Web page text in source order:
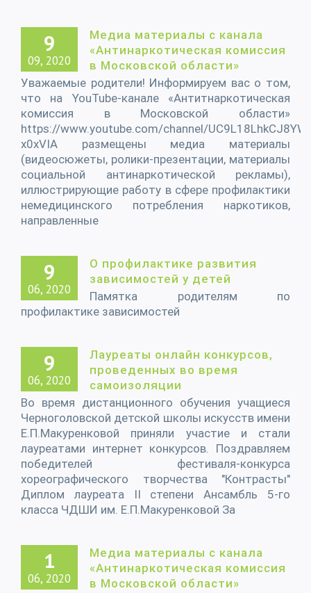
9
09, 2020
Медиа материалы с канала
«Антинаркотическая комиссия
в Московской области»
Уважаемые родители! Информируем вас о том,
что на YouTube-канале «Антитнаркотическая
комиссия в Московской области»
https://www.youtube.com/channel/
x0xVIA размещены медиа материалы
(видеосюжеты, ролики-презентации, материалы
социальной антинаркотической рекламы),
иллюстрирующие работу в сфере профилактики
немедицинского потребления наркотиков,
направленные
9
06, 2020
О профилактике развития
зависимостей у детей
Памятка родителям по
профилактике зависимостей
9
06, 2020
Лауреаты онлайн конкурсов,
проведенных во время
самоизоляции
Во время дистанционного обучения учащиеся
Черноголовской детской школы искусств имени
Е.П.Макуренковой приняли участие и стали
лауреатами интернет конкурсов. Поздравляем
победителей фестиваля-конкурса
хореографического творчества "Контрасты"
Диплом лауреата II степени Ансамбль 5-го
класса ЧДШИ им. Е.П.Макуренковой За
1
06, 2020
Медиа материалы с канала
«Антинаркотическая комиссия
в Московской области»